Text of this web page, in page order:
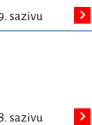
sazivu
sazivu